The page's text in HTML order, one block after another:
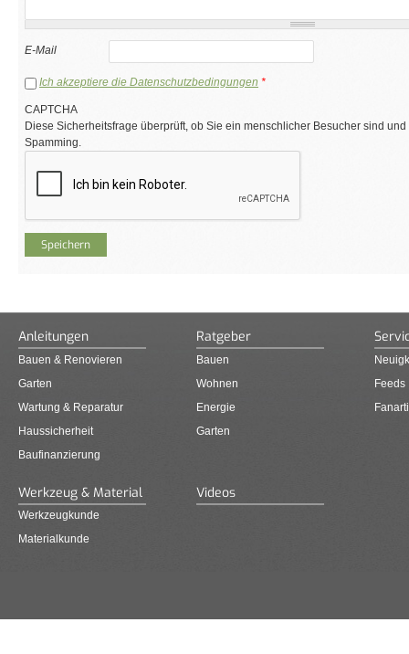
E-Mail
Ich akzeptiere die Datenschutzbedingungen *
CAPTCHA
Diese Sicherheitsfrage überprüft, ob Sie ein menschlicher Besucher sind
Spamming.
Anleitungen
Bauen & Renovieren
Garten
Wartung & Reparatur
Haussicherheit
Baufinanzierung
Ratgeber
Bauen
Wohnen
Energie
Garten
Feeds
Werkzeug & Material
Werkzeugkunde
Materialkunde
Videos